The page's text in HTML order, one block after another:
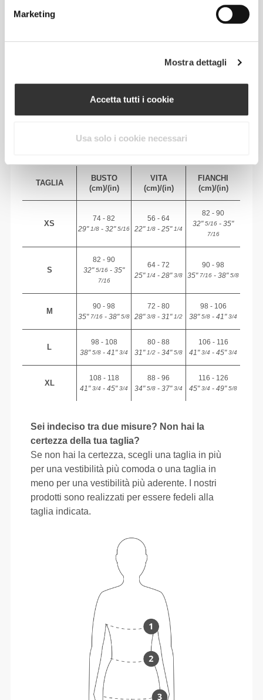
Marketing
Mostra dettagli
Accetta tutti i cookie
Usa solo i cookie necessari
MISURE CORPOREE
TAGLIA
BUSTO
(cm)/(in)
VITA
(cm)/(in)
FIANCHI
(cm)/(in)
XS
74 - 82
29"1/8 - 32"5/16
56 - 64
22"1/8 - 25"1/4
82 - 90
32"5/16 - 35"
7/16
S
82 - 90
32"5/16 - 35"
7/16
64 - 72
25"1/4 - 28"3/8
90 - 98
35"7/16 - 38"5/8
M
90 - 98
35"7/16 - 38"5/8
72 - 80
28"3/8 - 31"1/2
98 - 106
38"5/8 - 41"3/4
L
98 - 108
38"5/8 - 41"3/4
80 - 88
31"1/2 - 34"5/8
106 - 116
41"3/4 - 45"3/4
XL
108 - 118
41"3/4 - 45"3/4
88 - 96
34"5/8 - 37"3/4
116 - 126
45"3/4 - 49"5/8
Sei indeciso tra due misure? Non hai la
certezza della tua taglia?
Se non hai la certezza, scegli una taglia in più
per una vestibilità più comoda o una taglia in
meno per una vestibilità più aderente. I nostri
prodotti sono realizzati per essere fedeli alla
taglia indicata.